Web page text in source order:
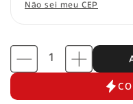
Não sei meu CEP